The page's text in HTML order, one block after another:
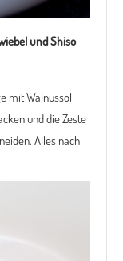
und Shiso
mit Walnussöl
und die Zeste
Alles nach